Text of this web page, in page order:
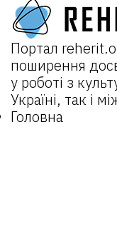
Портал
поширення
у роботі з
Україні, так і
Головна